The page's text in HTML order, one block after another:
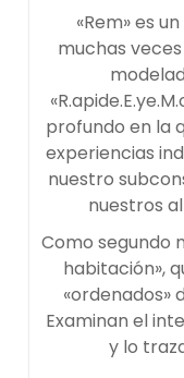
«Rem» es
muchas
profundo en la
experiencias
nuestro
nuestros
Como segundo
habitación»,
«ordenados»
Examinan el
y lo